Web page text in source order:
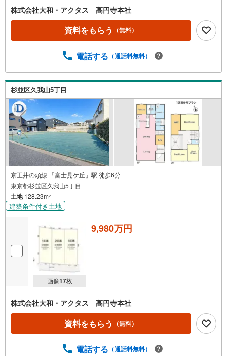
株式会社大和・アクタス 高円寺本社
資料をもらう （無料）
電話する （通話料無料）
杉並区久我山5丁目
京王井の頭線 「富士見ケ丘」駅 徒歩6分
東京都杉並区久我山5丁目
土地128.23m2
建築条件付き土地
画像17枚
9,980万円
株式会社大和・アクタス 高円寺本社
資料をもらう （無料）
電話する （通話料無料）